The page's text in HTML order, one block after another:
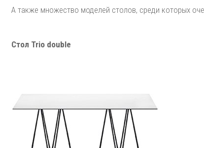
А также множество моделей столов, среди которых
Стол Trio double